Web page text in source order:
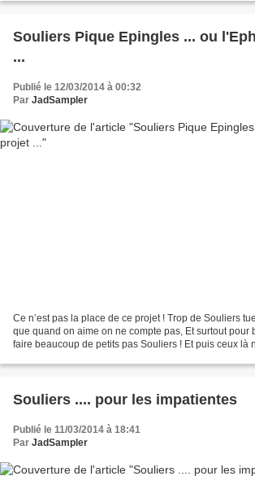
Souliers Pique Epingles ... ou
...
Publié le 12/03/2014 à 00:32
Par JadSampler
Ce n’est pas la place de ce projet ! Trop de Souliers
que quand on aime on ne compte pas, Et surtout pour
faire beaucoup de petits pas Souliers ! Et puis ceux là
Souliers .... pour les impatientes
Publié le 11/03/2014 à 18:41
Par JadSampler